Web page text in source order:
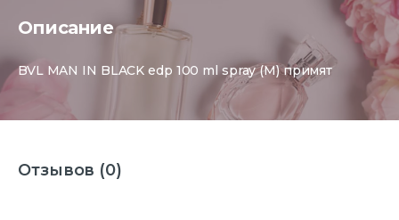
Описание
BVL MAN IN BLACK edp 100 ml spray (M) примят
Отзывов (0)